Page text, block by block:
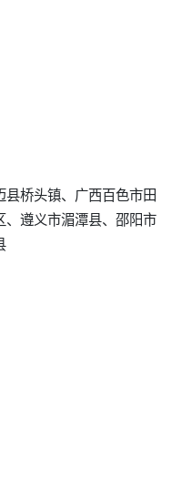
桥头镇、广西百色市田
遵义市湄潭县、邵阳市